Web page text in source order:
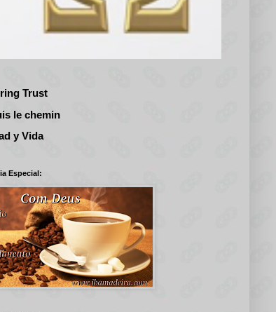
Trust
le chemin
y Vida
Especial: